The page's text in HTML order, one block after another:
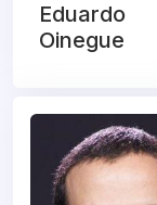
Eduardo
Oinegue